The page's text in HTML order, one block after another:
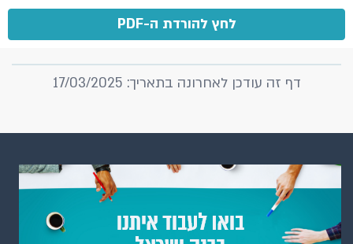
לחץ להורדת ה-PDF
דף זה עודכן לאחרונה בתאריך: 17/03/2025